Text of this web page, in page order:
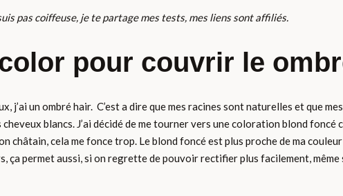
pas coiffeuse, je te partage mes tests, mes liens sont affiliés.
pour couvrir le
j’ai un ombré hair. C’est a dire que mes racines sont naturelles et que
blancs. J’ai décidé de me tourner vers une coloration blond foncé
châtain, cela me fonce trop. Le blond foncé est plus proche de ma
ça permet aussi, si on regrette de pouvoir rectifier plus facilement, même